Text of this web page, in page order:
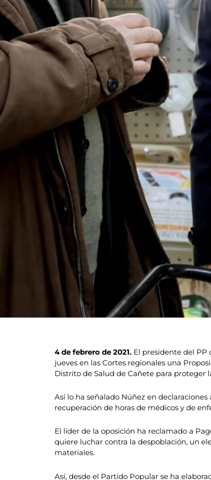
4 de febrero de 2021. El presidente del PP
jueves en las Cortes regionales una
Distrito de Salud de Cañete para proteger
Así lo ha señalado Núñez en
recuperación de horas de médicos y de
El líder de la oposición ha reclamado a
quiere luchar contra la despoblación, un
materiales.
Así, desde el Partido Popular se ha